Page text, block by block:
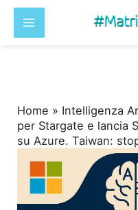
Home » Intelligenza
per Stargate e lancia
su Azure. Taiwan: